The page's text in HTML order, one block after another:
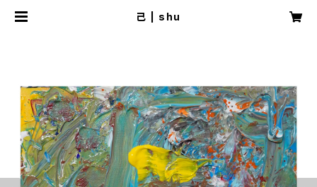
己 | shu